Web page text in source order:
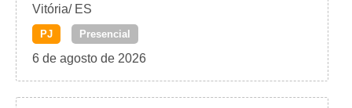
Vitória/ ES
PJ Presencial
6 de agosto de 2026